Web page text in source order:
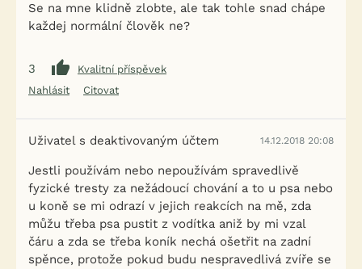
Se na mne klidně zlobte, ale tak tohle snad chápe
každej normální člověk ne?
3
Kvalitní příspěvek
Nahlásit
Citovat
Uživatel s deaktivovaným účtem 14.12.2018 20:08
Jestli používám nebo nepoužívám spravedlivě
fyzické tresty za nežádoucí chování a to u psa nebo
u koně se mi odrazí v jejich reakcích na mě, zda
můžu třeba psa pustit z vodítka aniž by mi vzal
čáru a zda se třeba koník nechá ošetřit na zadní
spěnce, protože pokud budu nespravedlivá zvíře se